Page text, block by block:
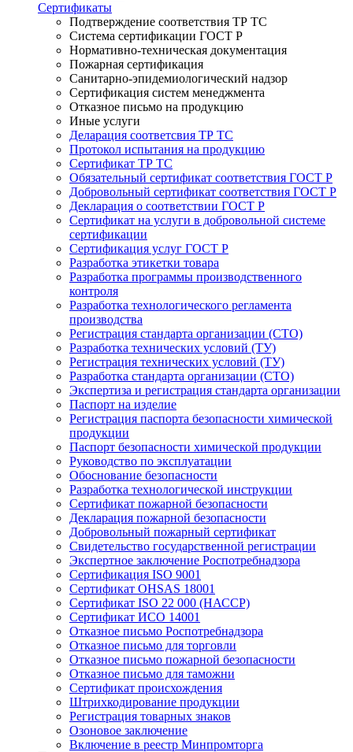
Сертификаты
Подтверждение соответствия ТР ТС
Система сертификации ГОСТ Р
Нормативно-техническая документация
Пожарная сертификация
Санитарно-эпидемиологический надзор
Сертификация систем менеджмента
Отказное письмо на продукцию
Иные услуги
Деларация соответсвия ТР ТС
Протокол испытания на продукцию
Сертификат ТР ТС
Обязательный сертификат соответствия ГОСТ Р
Добровольный сертификат соответствия ГОСТ Р
Декларация о соответствии ГОСТ Р
Сертификат на услуги в добровольной системе
сертификации
Сертификация услуг ГОСТ Р
Разработка этикетки товара
Разработка программы производственного
контроля
Разработка технологического регламента
производства
Регистрация стандарта организации (СТО)
Разработка технических условий (ТУ)
Регистрация технических условий (ТУ)
Разработка стандарта организации (СТО)
Экспертиза и регистрация стандарта организации
Паспорт на изделие
Регистрация паспорта безопасности химической
продукции
Паспорт безопасности химической продукции
Руководство по эксплуатации
Обоснование безопасности
Разработка технологической инструкции
Сертификат пожарной безопасности
Декларация пожарной безопасности
Добровольный пожарный сертификат
Свидетельство государственной регистрации
Экспертное заключение Роспотребнадзора
Сертификация ISO 9001
Сертификат OHSAS 18001
Сертификат ISO 22 000 (НАССР)
Сертификат ИСО 14001
Отказное письмо Роспотребнадзора
Отказное письмо для торговли
Отказное письмо пожарной безопасности
Отказное письмо для таможни
Сертификат происхождения
Штрихкодирование продукции
Регистрация товарных знаков
Озоновое заключение
Включение в реестр Минпромторга